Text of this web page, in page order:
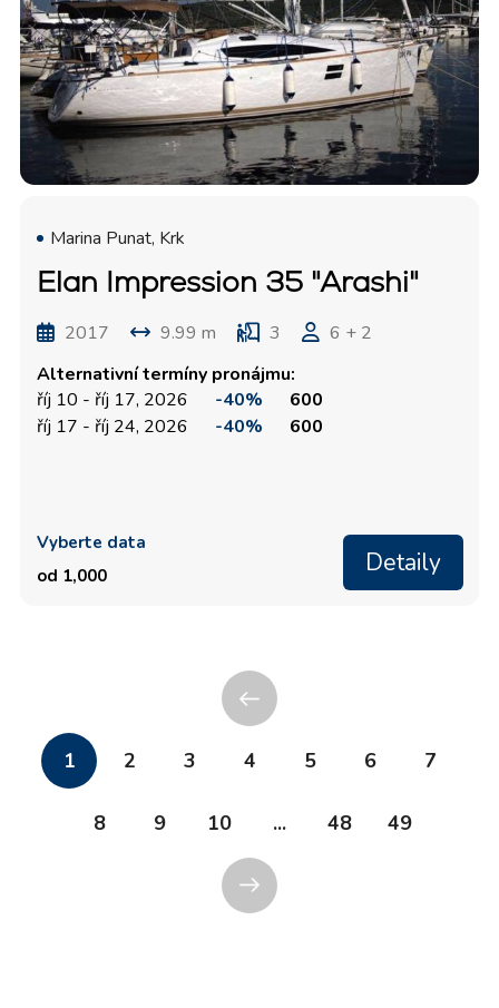
Marina Punat, Krk
Elan Impression 35 "Arashi"
2017 9.99 m 3
6 + 2
Alternativní termíny pronájmu:
říj 10 - říj 17, 2026
-40%
600
říj 17 - říj 24, 2026
-40% 600
Vyberte data
od 1,000
Detaily
1 2 3 4 5 6 7
8 9 10 ... 48 49